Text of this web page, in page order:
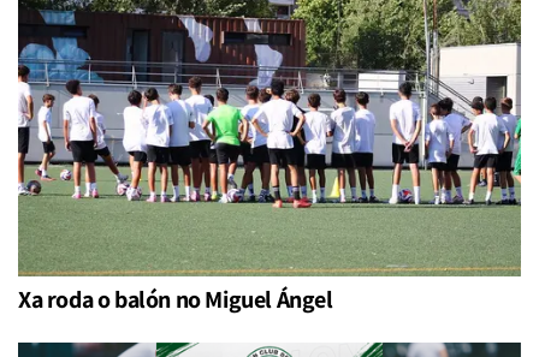
Xa roda o balón no Miguel Ángel